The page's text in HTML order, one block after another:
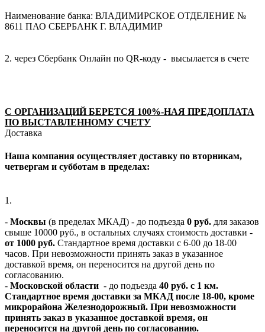
Наименование банка: ВЛАДИМИРСКОЕ ОТДЕЛЕНИЕ №
8611 ПАО СБЕРБАНК Г. ВЛАДИМИР
2. через Сбербанк Онлайн по QR-коду - высылается в счете
С ОРГАНИЗАЦИЙ БЕРЕТСЯ 100%-НАЯ ПРЕДОПЛАТА
ПО ВЫСТАВЛЕННОМУ СЧЕТУ
Доставка
Наша компания осуществляет доставку по вторникам,
четвергам и субботам в пределах:
1.
- Москвы (в пределах МКАД) - до подъезда 0 руб. для заказов
свыше 10000 руб., в остальных случаях стоимость доставки -
от 1000 руб. Стандартное время доставки с 6-00 до 18-00
часов. При невозможности принять заказ в указанное
доставкой время, он переносится на другой день по
согласованию.
- Московской области - до подъезда 40 руб. с 1 км.
Стандартное время доставки за МКАД после 18-00, кроме
микрорайона Железнодорожный. При невозможности
принять заказ в указанное доставкой время, он
переносится на другой день по согласованию.